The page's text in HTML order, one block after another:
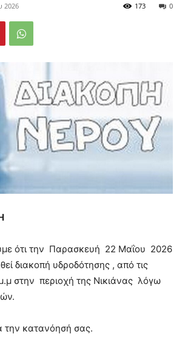
2026 0
173
ότι την Παρασκευή 22 Μαΐου 2026
διακοπή υδροδότησης , από τις
στην περιοχή της Νικιάνας λόγω
την κατανόησή σας.